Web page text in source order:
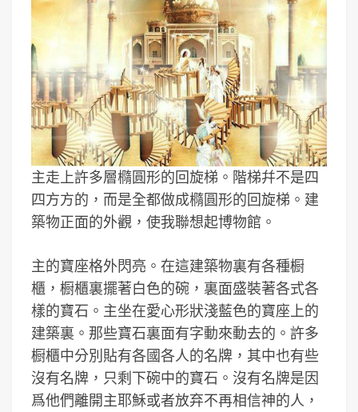
主走上許多層橢圓形的回旋梯。階梯幷不是四
四方方的，而是全都做成橢圓形的回旋梯。建
築物正面的外觀，使我聯想起博物館。
主的寶座格外閃亮。在這建築物裏有各種橱
櫃，橱櫃裏擺著白色的碗，裏面盛裝著各式各
樣的寶石。主坐在愛心形狀淺藍色的寶座上的
建築裏。那些寶石裏面有字動來動去的。許多
橱櫃中分別貼有各國各人的名牌，其中也有些
沒有名牌，只剩下碗中的寶石。沒有名牌是因
爲他們離開主耶穌或者放弃不再相信神的人，